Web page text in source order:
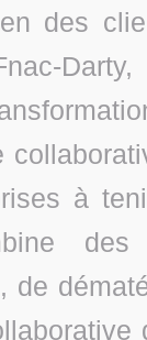
des
à
des
de